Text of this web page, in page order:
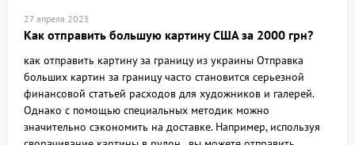
27 апреля 2025
Как отправить большую картину США за 2000 грн?
как отправить картину за границу из украины Отправка
больших картин за границу часто становится серьезной
финансовой статьей расходов для художников и галерей.
Однако с помощью специальных методик можно
значительно сэкономить на доставке. Например, используя